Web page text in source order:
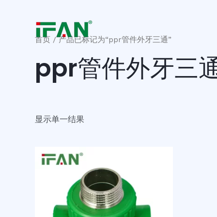
首页 / 产品已标记为“ppr管件外牙三通”
ppr管件外牙三
显示单一结果